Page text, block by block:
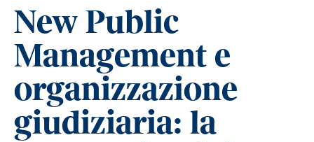
New Public
Management e
organizzazione
giudiziaria: la